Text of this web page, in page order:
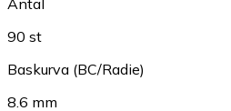
Antal
90 st
Baskurva (BC/Radie)
8.6 mm